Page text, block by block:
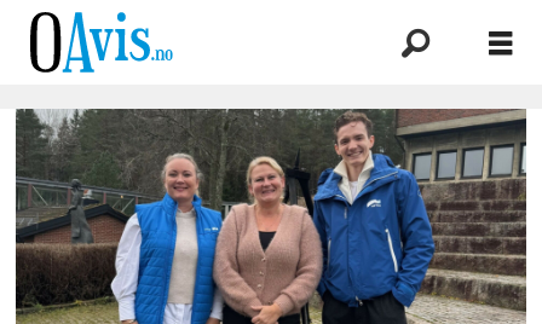
Emne:
sirkulærøkonomi